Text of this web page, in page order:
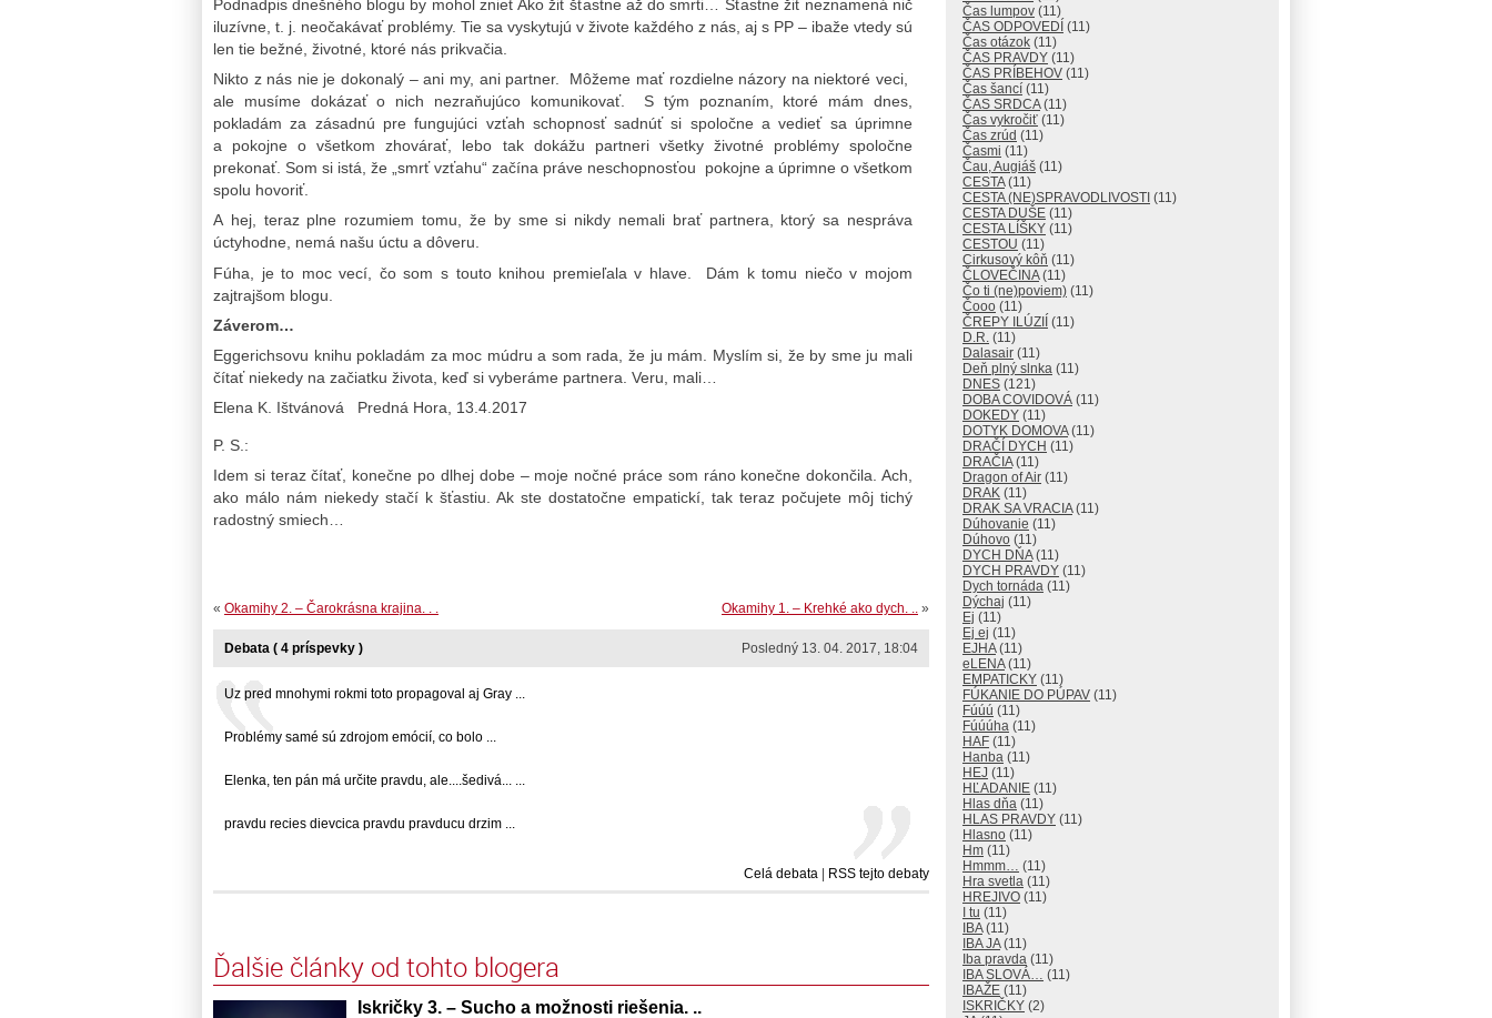
Podnadpis dnešného blogu by mohol znieť Ako žiť šťastne až do smrti… Šťastne žiť neznamená nič
iluzívne, t. j. neočakávať problémy. Tie sa vyskytujú v živote každého z nás, aj s PP – ibaže vtedy sú
len tie bežné, životné, ktoré nás prikvačia.
Nikto z nás nie je dokonalý – ani my, ani partner. Môžeme mať rozdielne názory na niektoré veci,
ale musíme dokázať o nich nezraňujúco komunikovať. S tým poznaním, ktoré mám dnes,
pokladám za zásadnú pre fungujúci vzťah schopnosť sadnúť si spoločne a vedieť sa úprimne
a pokojne o všetkom zhovárať, lebo tak dokážu partneri všetky životné problémy spoločne
prekonať. Som si istá, že „smrť vzťahu“ začína práve neschopnosťou pokojne a úprimne o všetkom
spolu hovoriť.
A hej, teraz plne rozumiem tomu, že by sme si nikdy nemali brať partnera, ktorý sa nespráva
úctyhodne, nemá našu úctu a dôveru.
Fúha, je to moc vecí, čo som s touto knihou premieľala v hlave. Dám k tomu niečo v mojom
zajtrajšom blogu.
Záverom…
Eggerichsovu knihu pokladám za moc múdru a som rada, že ju mám. Myslím si, že by sme ju mali
čítať niekedy na začiatku života, keď si vyberáme partnera. Veru, mali…
Elena K. Ištvánová Predná Hora, 13.4.2017
P. S.:
Idem si teraz čítať, konečne po dlhej dobe – moje nočné práce som ráno konečne dokončila. Ach,
ako málo nám niekedy stačí k šťastiu. Ak ste dostatočne empatickí, tak teraz počujete môj tichý
radostný smiech…
Okamihy 1. – Krehké ako dych. .. »
« Okamihy 2. – Čarokrásna krajina. . .
Posledný 13. 04. 2017, 18:04
Debata ( 4 príspevky )
Uz pred mnohymi rokmi toto propagoval aj Gray ...
Problémy samé sú zdrojom emócií, co bolo ...
Elenka, ten pán má určite pravdu, ale....šedivá... ...
pravdu recies dievcica pravdu pravducu drzim ...
Celá debata | RSS tejto debaty
Ďalšie články od tohto blogera
Iskričky 3. – Sucho a možnosti riešenia. ..
Čas lumpov (11)
ČAS ODPOVEDÍ (11)
Čas otázok (11)
ČAS PRAVDY (11)
ČAS PRÍBEHOV (11)
Čas šancí (11)
ČAS SRDCA(11)
Čas vykročiť (11)
Čas zrúd (11)
Časmi (11)
Čau, Augiáš (11)
CESTA(11)
CESTA (NE)SPRAVODLIVOSTI (11)
CESTA DUŠE (11)
CESTA LÍŠKY (11)
CESTOU (11)
Cirkusový kôň (11)
ČLOVEČINA(11)
Čo ti (ne)poviem) (11)
Čooo (11)
ČREPY ILÚZIÍ
(11)
D.R. (11)
Dalasair (11)
Deň plný slnka (11)
DNES (121)
DOBA COVIDOVÁ (11)
DOKEDY (11)
DOTYK DOMOVA(11)
DRAČÍ DYCH (11)
DRAČIA(11)
Dragon of Air (11)
DRAK (11)
DRAK SA VRACIA(11)
Dúhovanie (11)
Dúhovo (11)
DYCH DŇA(11)
DYCH PRAVDY (11)
Dych tornáda (11)
Dýchaj (11)
Ej (11)
Ej ej (11)
EJHA(11)
eLENA(11)
EMPATICKY (11)
FÚKANIE DO PÚPAV (11)
Fúúú (11)
Fúúúha (11)
HAF (11)
Hanba (11)
HEJ (11)
HĽADANIE (11)
Hlas dňa (11)
HLAS PRAVDY (11)
Hlasno (11)
Hm (11)
Hmmm… (11)
Hra svetla (11)
HREJIVO (11)
I tu (11)
IBA(11)
IBA JA(11)
Iba pravda (11)
IBA SLOVÁ… (11)
IBAŽE (11)
ISKRIČKY (2)